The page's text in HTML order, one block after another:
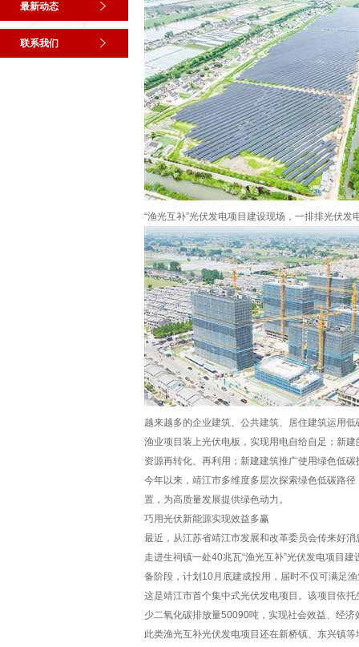
最新动态
联系我们
“渔光互补”光伏发电项目建设现场，一排排光伏
越来越多的企业建筑、公共建筑、居住建筑运用低
渔业项目装上光伏电板，实现用电自给自足；新
资源再转化、再利用；新建建筑推广使用绿色低
今年以来，靖江市多维度多层次探索绿色低碳路
置，为高质量发展提供绿色动力。
巧用光伏新能源实现效益多赢
最近，从江苏省靖江市发展和改革委员会传来好
走进生祠镇一处40兆瓦“渔光互补”光伏发电项目
备阶段，计划10月底建成投用，届时不仅可满足
这是靖江市首个集中式光伏发电项目。该项目依
少二氧化碳排放量50090吨，实现社会效益、经济
此类渔光互补光伏发电项目还在新桥镇、东兴镇